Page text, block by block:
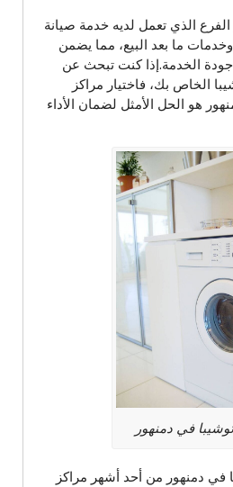
الفرع الذي تعمل لديه خدمة صيانة
ما بعد البيع، مما يضمن
الخدمة.إذا كنت تبحث عن
الخاص بك، فاختيار مراكز
هو الحل الأمثل لضمان الأداء
في دمنهور
في دمنهور من أحد أشهر مراكز